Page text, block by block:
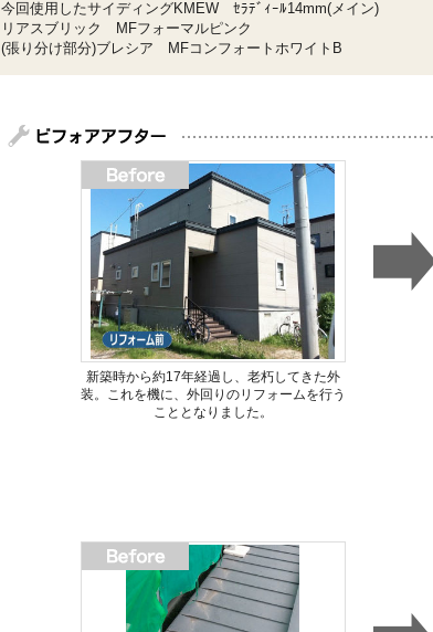
今回使用したサイディングKMEW ｾﾗﾃﾞｨｰﾙ14mm(メイン)
リアスブリック MFフォーマルピンク
(張り分け部分)ブレシア MFコンフォートホワイトB
新築時から約17年経過し、老朽してきた外
装。これを機に、外回りのリフォームを行う
こととなりました。